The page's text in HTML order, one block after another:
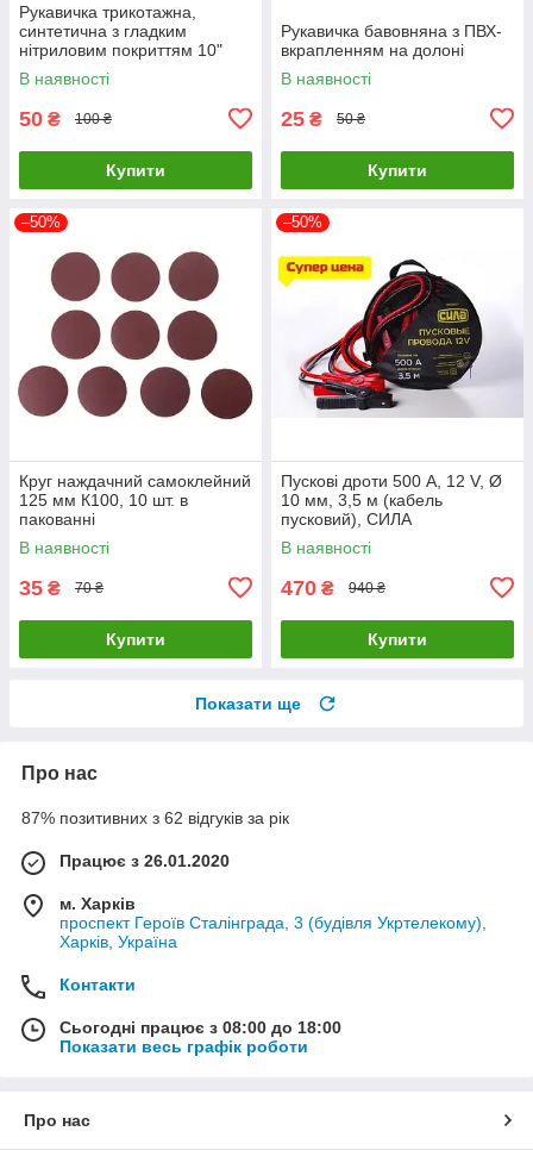
Рукавичка трикотажна,
синтетична з гладким
нітриловим покриттям 10"
STORM ТМ "ІНТЕРТУЛ" SP-
0188
В наявності
50 ₴ 100 ₴
Купити
Рукавичка бавовняна з ПВХ-
вкрапленням на долоні
В наявності
25 ₴ 50 ₴
Купити
–50%
Круг наждачний самоклейний
125 мм К100, 10 шт. в
пакованні
В наявності
35 ₴ 70 ₴
Купити
–50%
Пускові дроти 500 А, 12 V, Ø
10 мм, 3,5 м (кабель
пусковий), СИЛА
морозостійке обплетення
В наявності
470 ₴ 940 ₴
Купити
Показати ще
Про нас
87% позитивних з 62 відгуків за рік
Працює з 26.01.2020
м. Харків
проспект Героїв Сталінграда, 3 (будівля Укртелекому),
Харків, Україна
Контакти
Сьогодні працює з 08:00 до 18:00
Показати весь графік роботи
Про нас